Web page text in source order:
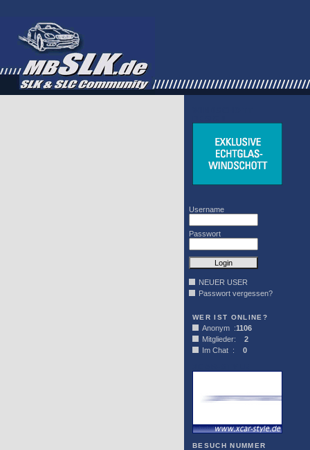
Username
Passwort
NEUER USER
Passwort vergessen?
WER IST ONLINE?
Anonym :1106
Mitglieder: 2
Im Chat : 0
BESUCH NUMMER